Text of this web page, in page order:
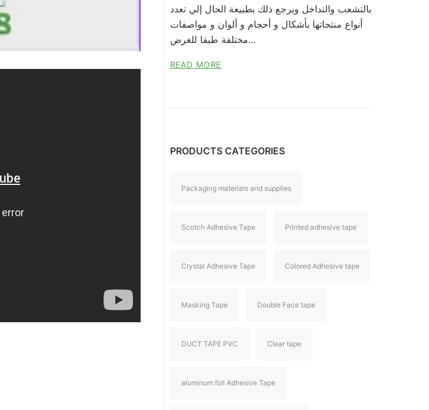
بالتشعب والتداخل ويرجع ذلك بطبيعة الحال إلي تعدد
أنواع منتجاتها بأشكال و أحجام و ألوان و مواصفات
مختلفة طبقا للغرض...
READ MORE
PRODUCTS CATEGORIES
Packaging materials and supplies
Scotch Adhesive Tape Printed adhesive tape
Crystal Adhesive Tape Colored Adhesive tape
Masking Tape Double Face tape
DUCT TAPE PVC Clear tape
aluminum foil Adhesive Tape